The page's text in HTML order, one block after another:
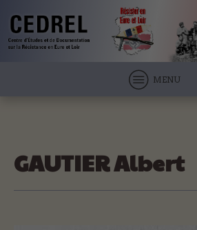
MENU
GAUTIER Albert